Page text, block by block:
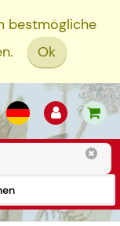
bestmögliche
Ok